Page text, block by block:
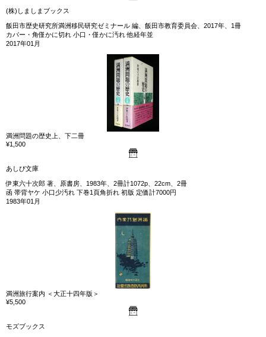
(株)しましまブックス
飯田市歴史研究所満洲移民研究ゼミナール 編、飯田市教育委員会、2017年、1冊
カバー・角僅かに切れ 小口・僅かに汚れ 他経年並
2017年01月
満洲問題の歴史上、下二冊
¥1,500
あしび文庫
伊東六十次郎 著、原書房、1983年、2冊計1072p、22cm、2冊
函 帯背ヤケ 小口少汚れ 下巻1頁角折れ 初版 定価計7000円
1983年01月
満洲旅行案内 ＜大正十四年版＞
¥5,500
モズブックス